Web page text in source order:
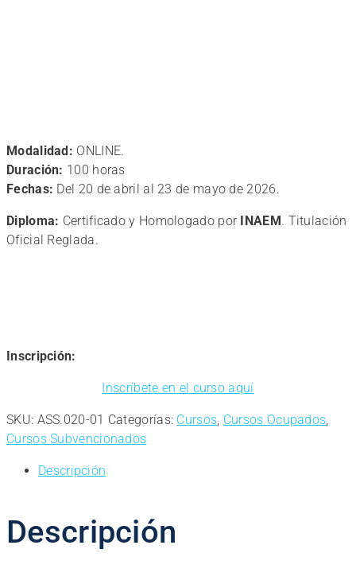
Modalidad: ONLINE.
Duración: 100 horas
Fechas: Del 20 de abril al 23 de mayo de 2026.
Diploma: Certificado y Homologado por INAEM. Titulación
Oficial Reglada.
Inscripción:
Inscríbete en el curso aquí
SKU: ASS.020-01 Categorías: Cursos, Cursos Ocupados,
Cursos Subvencionados
Descripción
Descripción